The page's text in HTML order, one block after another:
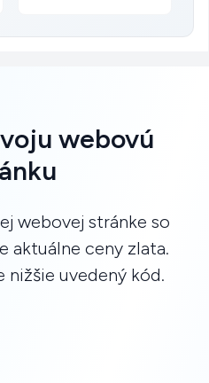
webovú
webovej stránke so
aktuálne ceny zlata.
nižšie uvedený kód.